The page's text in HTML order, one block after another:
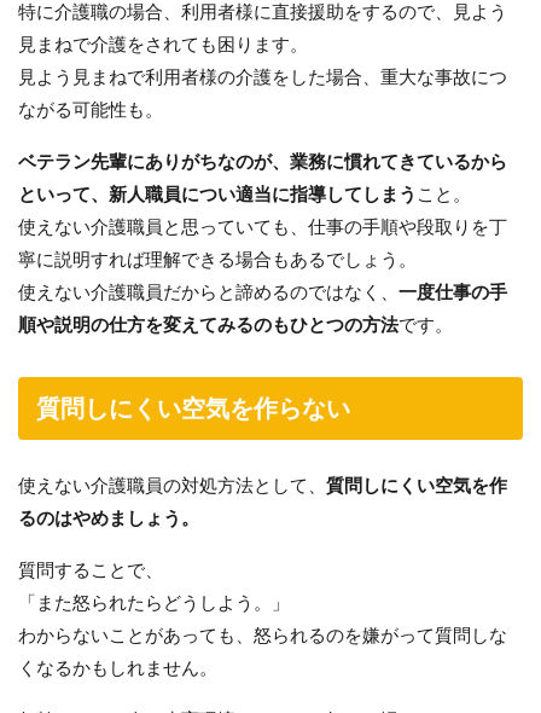
特に介護職の場合、利用者様に直接援助をするので、見よう
見まねで介護をされても困ります。
見よう見まねで利用者様の介護をした場合、重大な事故につ
ながる可能性も。
ベテラン先輩にありがちなのが、業務に慣れてきているから
といって、新人職員につい適当に指導してしまう こと。
使えない介護職員と思っていても、仕事の手順や段取りを丁
寧に説明すれば理解できる場合もあるでしょう。
使えない介護職員だからと諦めるのではなく、 一度仕事の手
順や説明の仕方を変えてみるのもひとつの方法です。
質問しにくい空気を作らない
使えない介護職員の対処方法として、 質問しにくい空気を作
るのはやめましょう。
質問することで、
「また怒られたらどうしよう。」
わからないことがあっても、怒られるのを嫌がって質問しな
くなるかもしれません。